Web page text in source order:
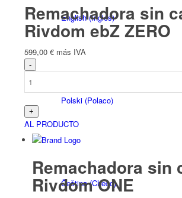
English(Inglés)
Polski(Polaco)
Čeština(Checo)
Remachadora sin
Rivdom ebZ ZERO
599,00 € más IVA
AL PRODUCTO
Remachadora sin
Rivdom ONE